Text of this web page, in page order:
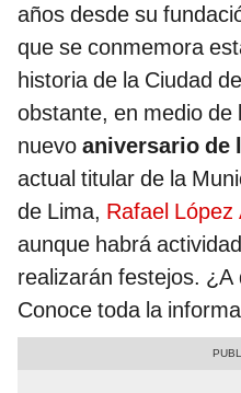
años desde su
que se conmemora
historia de la Ciudad
obstante, en medio de
nuevo aniversario de
actual titular de la
de Lima, Rafael López
aunque habrá
realizarán festejos.
Conoce toda la